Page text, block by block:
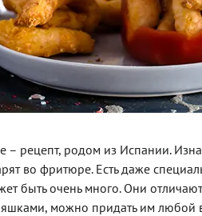
рецепт, родом из Испании.
во фритюре. Есть даже
быть очень много. Они
можно придать им